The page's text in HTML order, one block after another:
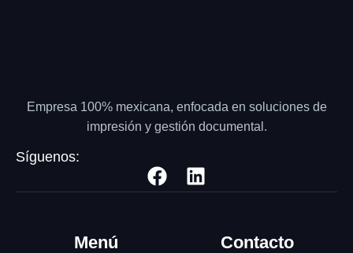
Empresa 100% mexicana, enfocada en soluciones de
impresión y gestión documental.
Síguenos:
Menú Contacto